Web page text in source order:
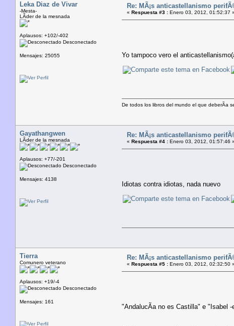
Leka Diaz de Vivar
-Mesta-
LÃ­der de la mesnada
Aplausos: +102/-402
Desconectado
Mensajes: 25055
Re: MÃ¡s anticastellanismo
« Respuesta #3 : Enero 03, 2012, 01:52:37 »
Yo tampoco vero el
De todos los libros del mundo el que deberÃ­a
Gayathangwen
LÃ­der de la mesnada
Aplausos: +77/-201
Desconectado
Mensajes: 4138
Re: MÃ¡s anticastellanismo
« Respuesta #4 : Enero 03, 2012, 01:57:46 »
Idiotas contra idiotas, nada nuevo
Tierra
Comunero veterano
Aplausos: +19/-4
Desconectado
Mensajes: 161
Re: MÃ¡s anticastellanismo
« Respuesta #5 : Enero 03, 2012, 02:32:50 »
"AndalucÃ­a no es Castilla" e "Isabel -